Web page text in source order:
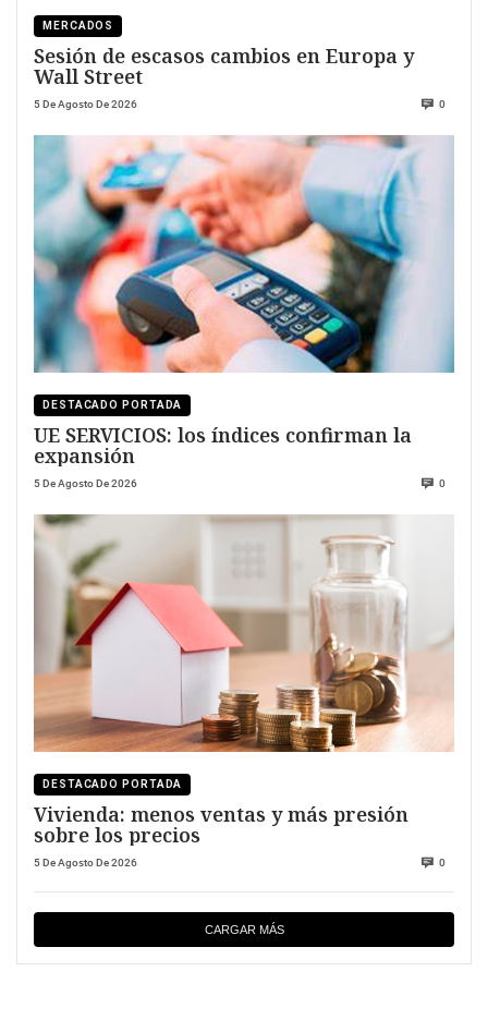
MERCADOS
Sesión de escasos cambios en Europa y
Wall Street
5 De Agosto De 2026 0
DESTACADO PORTADA
UE SERVICIOS: los índices confirman la
expansión
5 De Agosto De 2026 0
DESTACADO PORTADA
Vivienda: menos ventas y más presión
sobre los precios
5 De Agosto De 2026 0
CARGAR MÁS